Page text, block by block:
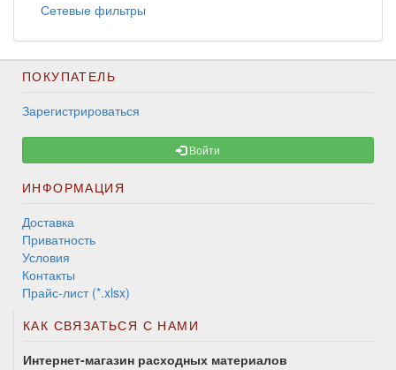
Сетевые фильтры
ПОКУПАТЕЛЬ
Зарегистрироваться
Войти
ИНФОРМАЦИЯ
Доставка
Приватность
Условия
Контакты
Прайс-лист (*.xlsx)
КАК СВЯЗАТЬСЯ С НАМИ
Интернет-магазин расходных материалов